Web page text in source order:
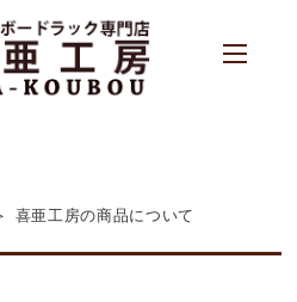
喜亜工房の商品について